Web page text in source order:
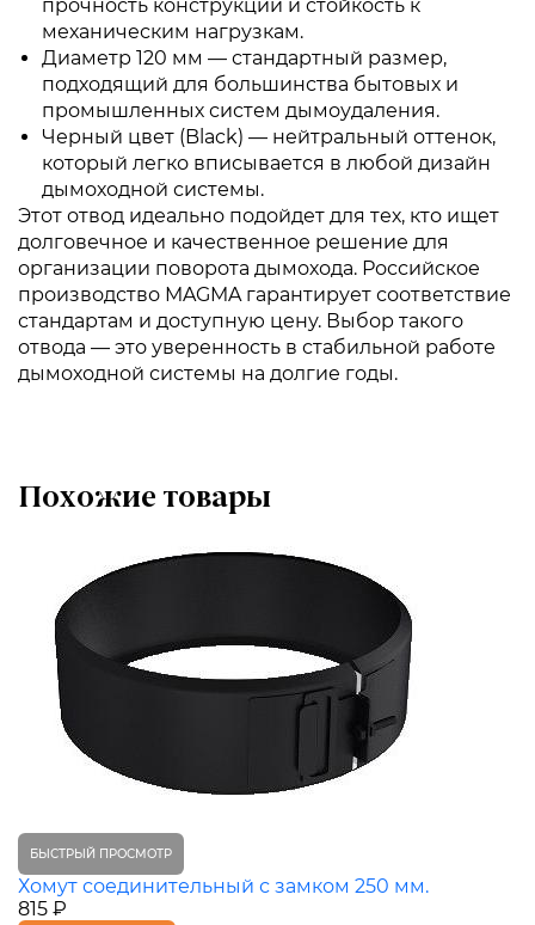
прочность конструкции и стойкость к
механическим нагрузкам.
Диаметр 120 мм — стандартный размер,
подходящий для большинства бытовых и
промышленных систем дымоудаления.
Черный цвет (Black) — нейтральный оттенок,
который легко вписывается в любой дизайн
дымоходной системы.
Этот отвод идеально подойдет для тех, кто ищет
долговечное и качественное решение для
организации поворота дымохода. Российское
производство MAGMA гарантирует соответствие
стандартам и доступную цену. Выбор такого
отвода — это уверенность в стабильной работе
дымоходной системы на долгие годы.
Похожие товары
БЫСТРЫЙ ПРОСМОТР
Хомут соединительный с замком 250 мм.
815 ₽